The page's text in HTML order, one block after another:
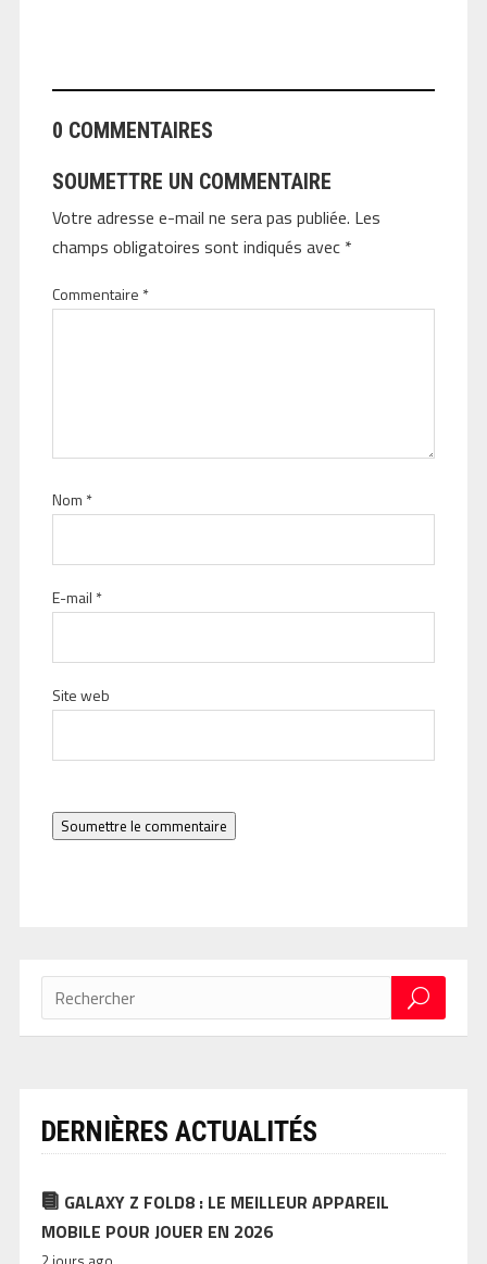
0 COMMENTAIRES
SOUMETTRE UN COMMENTAIRE
Votre adresse e-mail ne sera pas publiée. Les
champs obligatoires sont indiqués avec *
Commentaire *
Nom *
E-mail *
Site web
Soumettre le commentaire
DERNIÈRES ACTUALITÉS
GALAXY Z FOLD8 : LE MEILLEUR APPAREIL
MOBILE POUR JOUER EN 2026